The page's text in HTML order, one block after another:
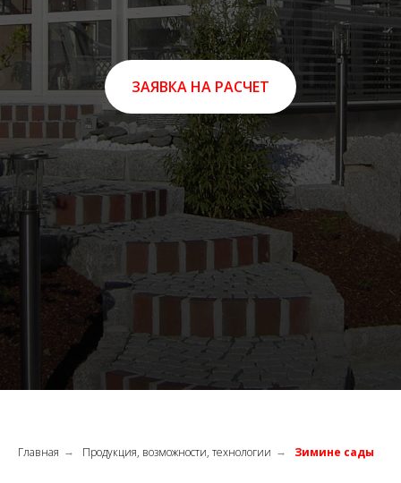
ЗАЯВКА НА РАСЧЕТ
Главная → Продукция, возможности, технологии → Зимине сады